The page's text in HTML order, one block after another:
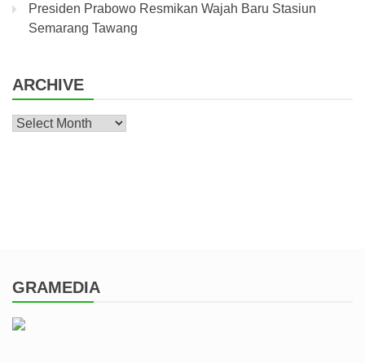
Presiden Prabowo Resmikan Wajah Baru Stasiun
Semarang Tawang
ARCHIVE
Archive
GRAMEDIA